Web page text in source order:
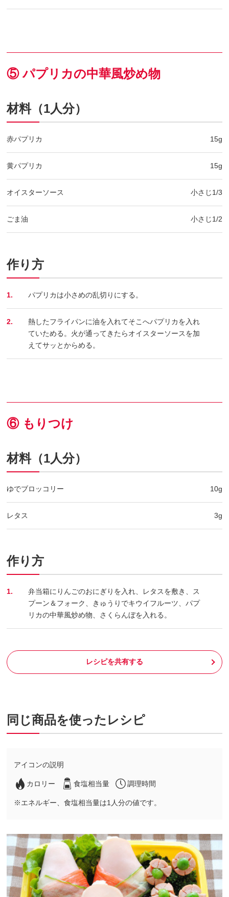
⑤ パプリカの中華風炒め物
材料（1人分）
赤パプリカ 15g
黄パプリカ 15g
オイスターソース 小さじ1/3
ごま油 小さじ1/2
作り方
1. パプリカは小さめの乱切りにする。
2.
熱したフライパンに油を入れてそこへパプリカを入れ
ていためる。火が通ってきたらオイスターソースを加
えてサッとからめる。
⑥ もりつけ
材料（1人分）
ゆでブロッコリー 10g
レタス 3g
作り方
1.
弁当箱にりんごのおにぎりを入れ、レタスを敷き、ス
プーン＆フォーク、きゅうりでキウイフルーツ、パプ
リカの中華風炒め物、さくらんぼを入れる。
レシピを共有する
同じ商品を使ったレシピ
アイコンの説明
カロリー 食塩相当量 調理時間
※エネルギー、食塩相当量は1人分の値です。